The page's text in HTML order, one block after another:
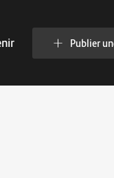
Publier